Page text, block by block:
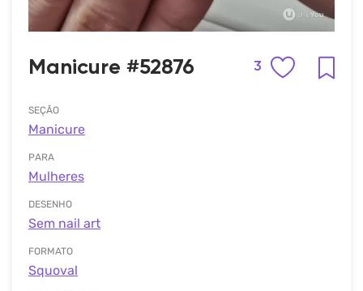
Manicure #52876 3
SEÇÃO
Manicure
PARA
Mulheres
DESENHO
Sem nail art
FORMATO
Squoval